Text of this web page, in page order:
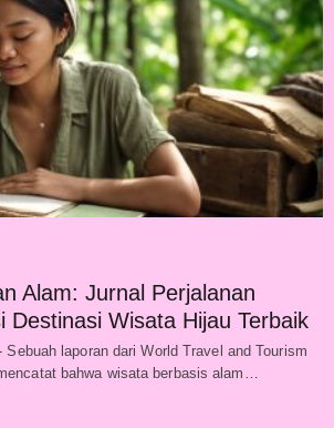
Alam: Jurnal Perjalanan
Destinasi Wisata Hijau Terbaik
laporan dari World Travel and Tourism
bahwa wisata berbasis alam…